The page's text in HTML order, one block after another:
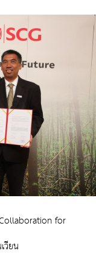
for
วียน